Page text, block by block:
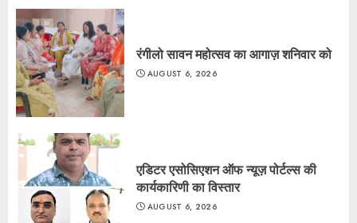
रंगीलो सावन महोत्सव का आगाज़ शनिवार को
AUGUST 6, 2026
एडिटर एसोसिएशन ऑफ न्यूज़ पोर्टल्स की
कार्यकारिणी का विस्तार
AUGUST 6, 2026